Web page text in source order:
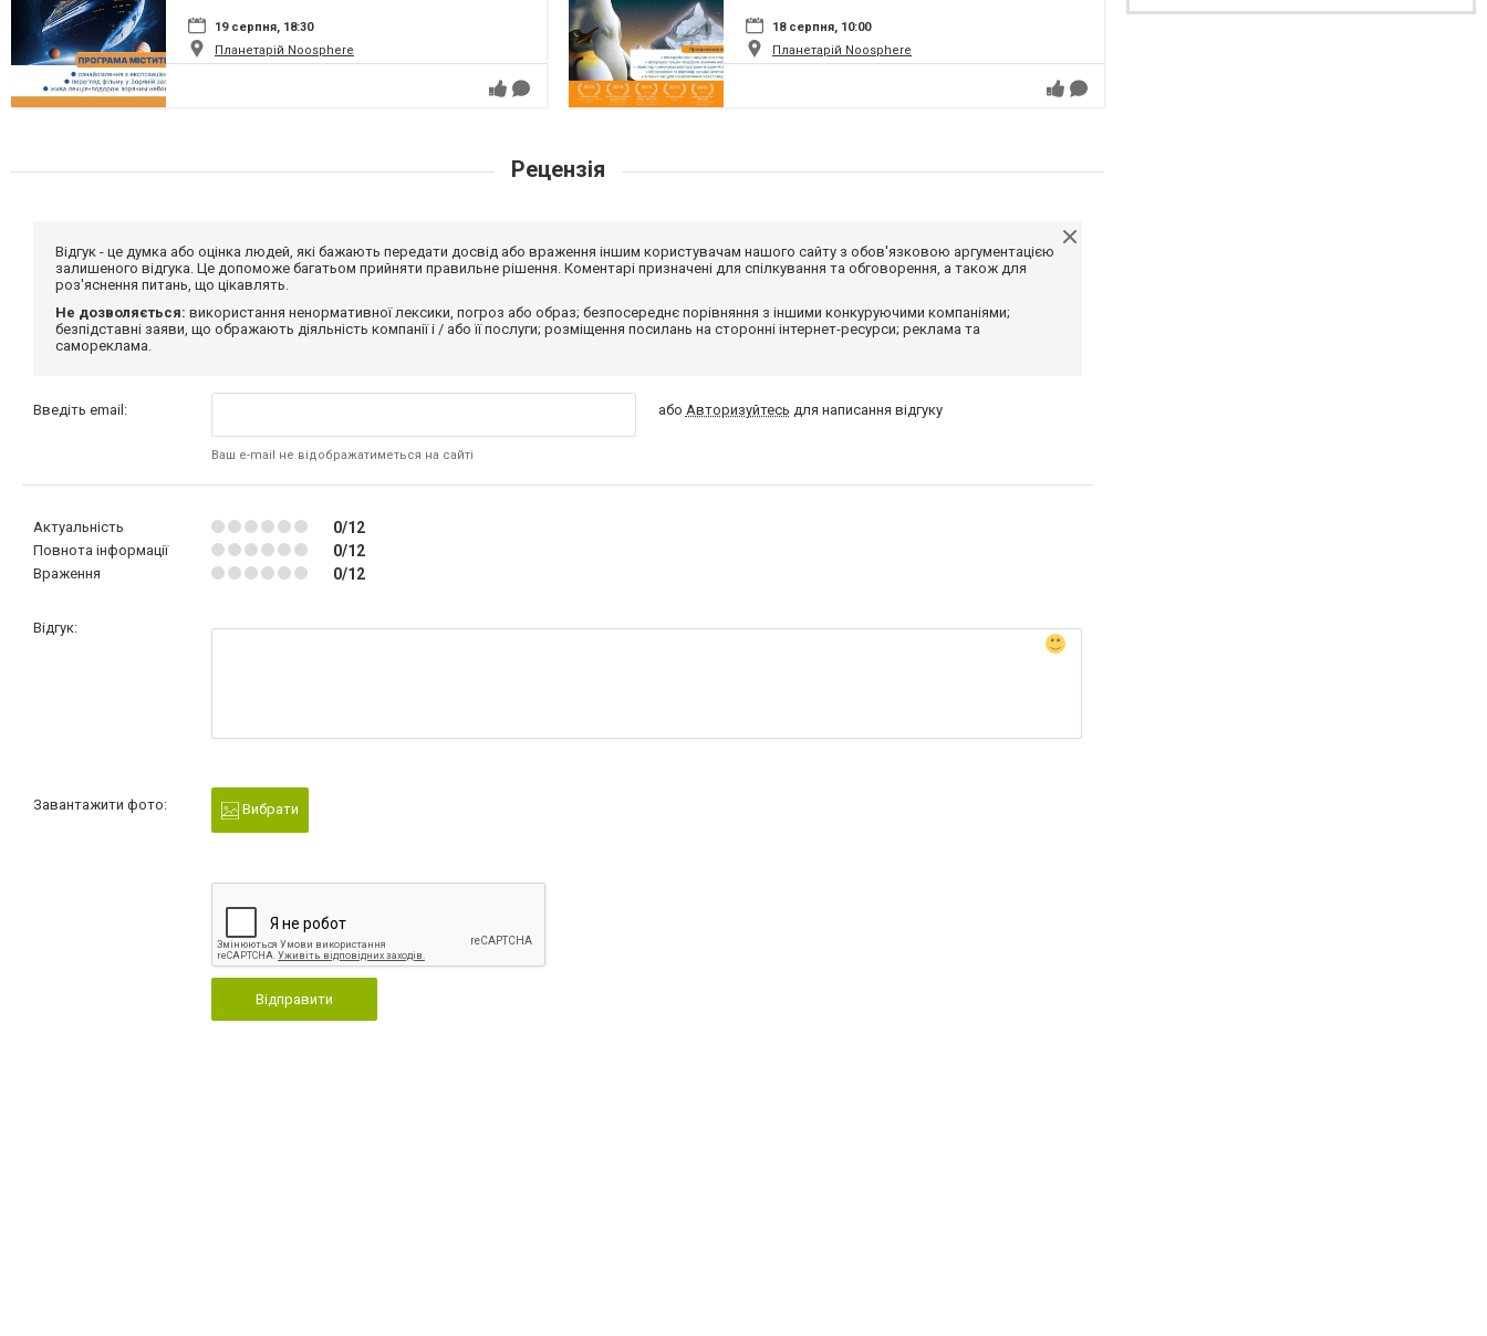
19 серпня, 18:30
Планетарій Noosphere
18 серпня, 10:00
Планетарій Noosphere
Рецензія
Відгук - це думка або оцінка людей, які бажають передати досвід або враження іншим користувачам нашого сайту з обов'язковою аргументацією
залишеного відгука. Це допоможе багатьом прийняти правильне рішення. Коментарі призначені для спілкування та обговорення, а також для
роз'яснення питань, що цікавлять.
Не дозволяється: використання ненормативної лексики, погроз або образ; безпосереднє порівняння з іншими конкуруючими компаніями;
безпідставні заяви, що ображають діяльність компанії і / або її послуги; розміщення посилань на сторонні інтернет-ресурси; реклама та
самореклама.
Введіть email:
Ваш e-mail не відображатиметься на сайті
або Авторизуйтесь для написання відгуку
Актуальність 0/12
Повнота інформації 0/12
Враження 0/12
Відгук:
Завантажити фото: Вибрати
Відправити